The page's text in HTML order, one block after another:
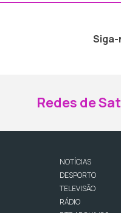
Siga-
Redes de
NOTÍCIAS
DESPORTO
TELEVISÃO
RÁDIO